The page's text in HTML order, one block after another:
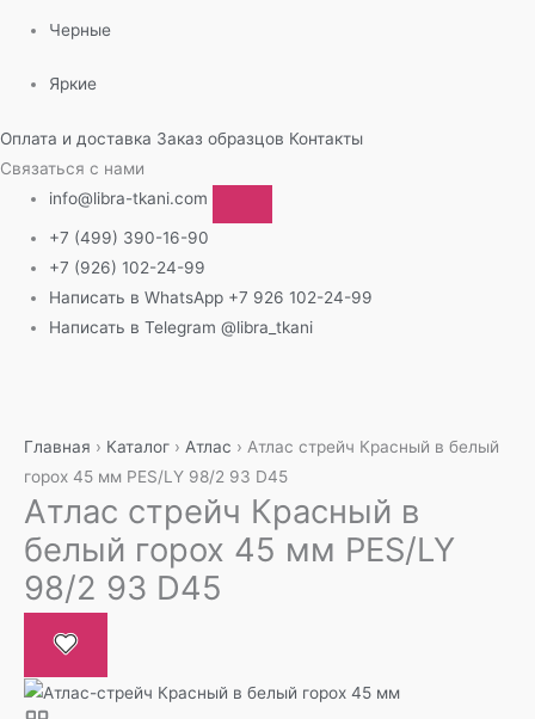
Черные
Яркие
Оплата и доставка Заказ образцов Контакты
Связаться с нами
info@libra-tkani.com
+7 (499) 390-16-90
+7 (926) 102-24-99
Написать в WhatsApp +7 926 102-24-99
Написать в Telegram @libra_tkani
содержимому
Главная › Каталог › Атлас › Атлас стрейч Красный в белый
горох 45 мм PES/LY 98/2 93 D45
Атлас стрейч Красный в
белый горох 45 мм PES/LY
98/2 93 D45